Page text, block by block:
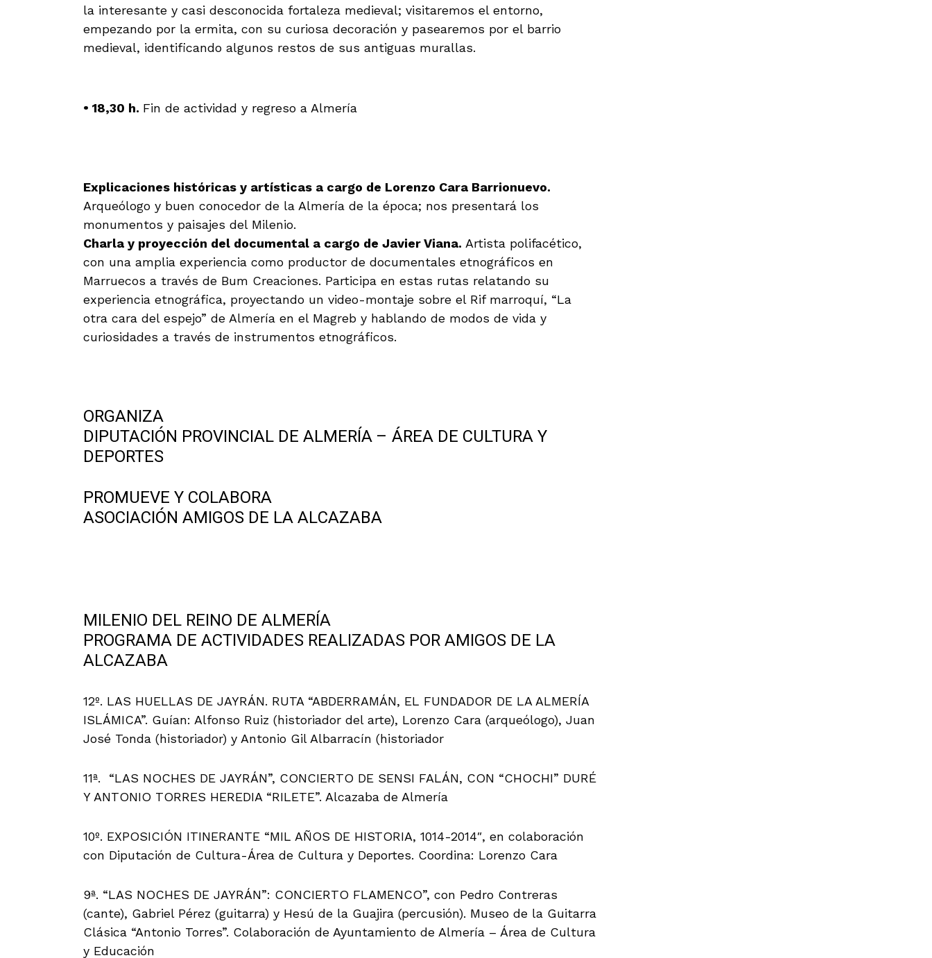
la interesante y casi desconocida fortaleza medieval; visitaremos el entorno,
empezando por la ermita, con su curiosa decoración y pasearemos por el barrio
medieval, identificando algunos restos de sus antiguas murallas.
• 18,30 h. Fin de actividad y regreso a Almería
Explicaciones históricas y artísticas a cargo de Lorenzo Cara Barrionuevo.
Arqueólogo y buen conocedor de la Almería de la época; nos presentará los
monumentos y paisajes del Milenio.
Charla y proyección del documental a cargo de Javier Viana. Artista polifacético,
con una amplia experiencia como productor de documentales etnográficos en
Marruecos a través de Bum Creaciones. Participa en estas rutas relatando su
experiencia etnográfica, proyectando un video-montaje sobre el Rif marroquí, “La
otra cara del espejo” de Almería en el Magreb y hablando de modos de vida y
curiosidades a través de instrumentos etnográficos.
ORGANIZA
DIPUTACIÓN PROVINCIAL DE ALMERÍA – ÁREA DE CULTURA Y
DEPORTES
PROMUEVE Y COLABORA
ASOCIACIÓN AMIGOS DE LA ALCAZABA
MILENIO DEL REINO DE ALMERÍA
PROGRAMA DE ACTIVIDADES REALIZADAS POR AMIGOS DE LA
ALCAZABA
12º. LAS HUELLAS DE JAYRÁN. RUTA “ABDERRAMÁN, EL FUNDADOR DE LA ALMERÍA
ISLÁMICA”. Guían: Alfonso Ruiz (historiador del arte), Lorenzo Cara (arqueólogo), Juan
José Tonda (historiador) y Antonio Gil Albarracín (historiador
11ª. “LAS NOCHES DE JAYRÁN”, CONCIERTO DE SENSI FALÁN, CON “CHOCHI” DURÉ
Y ANTONIO TORRES HEREDIA “RILETE”. Alcazaba de Almería
10º. EXPOSICIÓN ITINERANTE “MIL AÑOS DE HISTORIA, 1014-2014″, en colaboración
con Diputación de Cultura-Área de Cultura y Deportes. Coordina: Lorenzo Cara
9ª. “LAS NOCHES DE JAYRÁN”: CONCIERTO FLAMENCO”, con Pedro Contreras
(cante), Gabriel Pérez (guitarra) y Hesú de la Guajira (percusión). Museo de la Guitarra
Clásica “Antonio Torres”. Colaboración de Ayuntamiento de Almería – Área de Cultura
y Educación